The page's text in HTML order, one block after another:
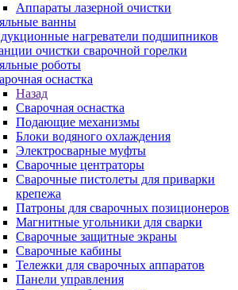
Аппараты лазерной очистки
ванны
нагреватели подшипников
очистки сварочной горелки
роботы
оснастка
Назад
Сварочная оснастка
Подающие механизмы
Блоки водяного охлаждения
Электросварные муфты
Сварочные центраторы
Сварочные пистолеты для приварки
крепежа
Патроны для сварочных позиционеров
Магнитные угольники для сварки
Сварочные защитные экраны
Сварочные кабины
Тележки для сварочных аппаратов
Панели управления